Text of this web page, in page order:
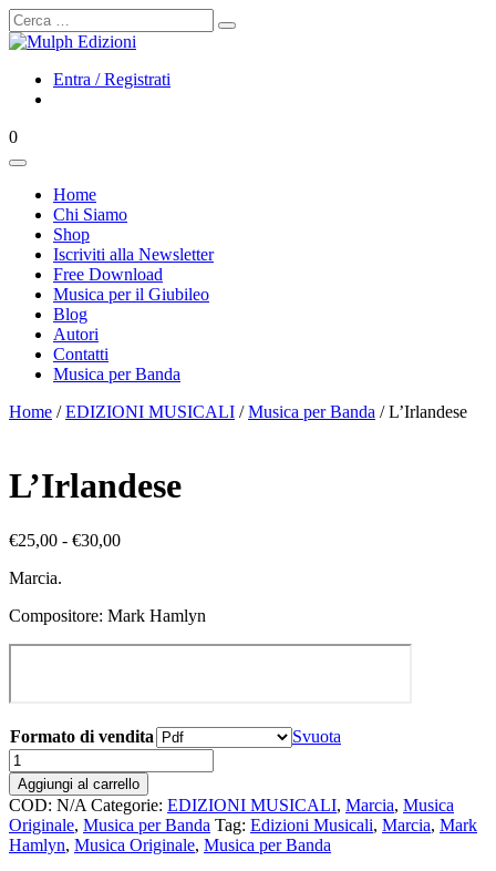
Cerca
Entra / Registrati
0
Home
Chi Siamo
Shop
Iscriviti alla Newsletter
Free Download
Musica per il Giubileo
Blog
Autori
Contatti
Musica per Banda
Home /EDIZIONI MUSICALI /Musica per Banda / L’Irlandese
L’Irlandese
€25,00 - €30,00Fascia
€25,00
Marcia.
Compositore: Mark Hamlyn
Formato di vendita
Svuota
L'Irlandese
quantità
Aggiungi al carrello
COD: N/A Categorie: EDIZIONI MUSICALI, Marcia, Musica
Originale, Musica per Banda Tag: Edizioni Musicali, Marcia, Mark
Hamlyn, Musica Originale, Musica per Banda